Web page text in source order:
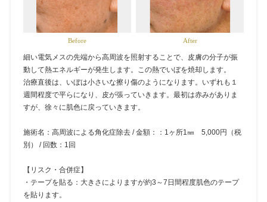
Before After
細い電気メスの先端から高周波を照射することで、皮膚の分子が振
動して熱エネルギーが発生します。この熱でいぼを焼却します。
治療直後は、いぼは小さいな擦り傷のようになります。いずれも１
週間程度で平らになり、皮が張っていきます。最初は赤みがありま
すが、徐々に肌色に戻っていきます。
施術名：高周波による角化症除去 / 金額：：1ヶ所1㎜ 5,000円（税
別） / 回数：1回
【リスク・合併症】
・テープを貼る：大きさによりますが約3～7日間程度肌色のテープ
を貼ります。